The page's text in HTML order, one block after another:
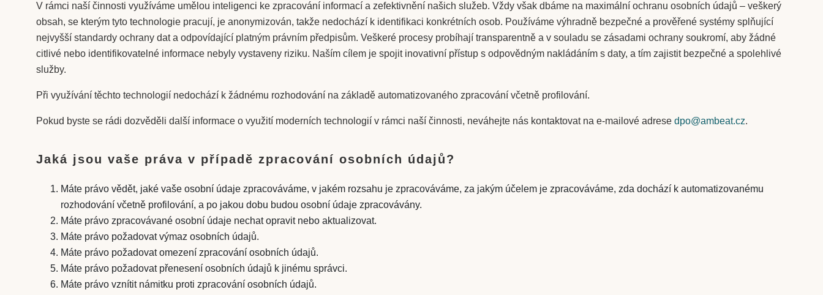
V rámci naší činnosti využíváme umělou inteligenci ke zpracování informací a zefektivnění našich služeb. Vždy však dbáme na maximální ochranu osobních údajů – veškerý
obsah, se kterým tyto technologie pracují, je anonymizován, takže nedochází k identifikaci konkrétních osob. Používáme výhradně bezpečné a prověřené systémy splňující
nejvyšší standardy ochrany dat a odpovídající platným právním předpisům. Veškeré procesy probíhají transparentně a v souladu se zásadami ochrany soukromí, aby žádné
citlivé nebo identifikovatelné informace nebyly vystaveny riziku. Naším cílem je spojit inovativní přístup s odpovědným nakládáním s daty, a tím zajistit bezpečné a spolehlivé
služby.
Při využívání těchto technologií nedochází k žádnému rozhodování na základě automatizovaného zpracování včetně profilování.
Pokud byste se rádi dozvěděli další informace o využití moderních technologií v rámci naší činnosti, neváhejte nás kontaktovat na e-mailové adrese dpo@ambeat.cz.
Jaká jsou vaše práva v případě zpracování osobních údajů?
Máte právo vědět, jaké vaše osobní údaje zpracováváme, v jakém rozsahu je zpracováváme, za jakým účelem je zpracováváme, zda dochází k automatizovanému
rozhodování včetně profilování, a po jakou dobu budou osobní údaje zpracovávány.
Máte právo zpracovávané osobní údaje nechat opravit nebo aktualizovat.
Máte právo požadovat výmaz osobních údajů.
Máte právo požadovat omezení zpracování osobních údajů.
Máte právo požadovat přenesení osobních údajů k jinému správci.
Máte právo vznítit námitku proti zpracování osobních údajů.